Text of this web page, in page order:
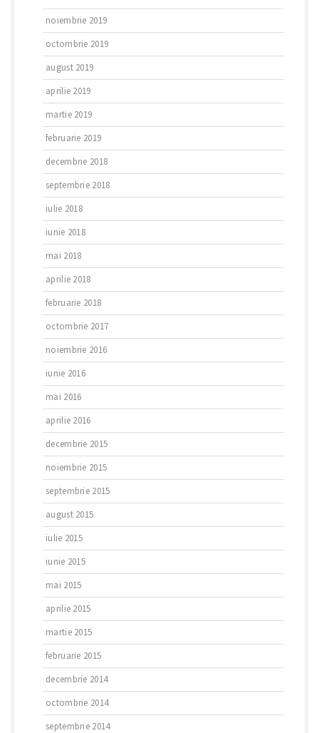
noiembrie 2019
octombrie 2019
august 2019
aprilie 2019
martie 2019
februarie 2019
decembrie 2018
septembrie 2018
iulie 2018
iunie 2018
mai 2018
aprilie 2018
februarie 2018
octombrie 2017
noiembrie 2016
iunie 2016
mai 2016
aprilie 2016
decembrie 2015
noiembrie 2015
septembrie 2015
august 2015
iulie 2015
iunie 2015
mai 2015
aprilie 2015
martie 2015
februarie 2015
decembrie 2014
octombrie 2014
septembrie 2014